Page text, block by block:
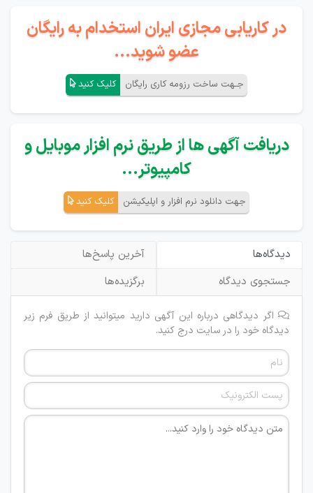
در کاریابی مجازی ایران استخدام به رایگان
عضو شوید...
جـهت ساخت رزومه کاری رایگان کلیک کنید
دریافت آگهی ها از طریق نرم افزار موبایل و
کامپیوتر...
جهت دانلود نرم افزار و اپلیکیشن کلیک کنید
دیدگاه‌ها
آخرین پاسخ‌ها
جستجوی دیدگاه
برگزیده‌ها
اگر دیدگاهی درباره این آگهی دارید میتوانید از طریق فرم زیر
دیدگاه خود را در سایت درج کنید.